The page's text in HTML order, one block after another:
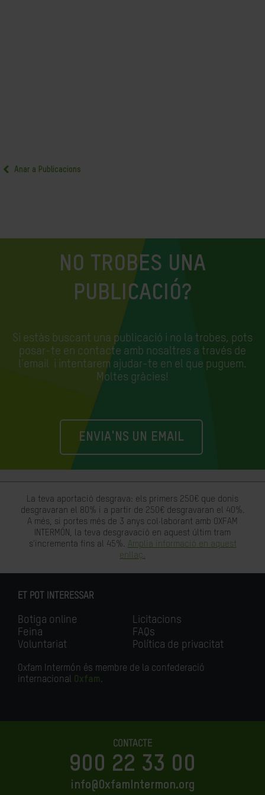
Anar a Publicacions
NO TROBES UNA
PUBLICACIÓ?
Si estàs buscant una publicació i no la trobes, pots
posar-te en contacte amb nosaltres a través de
l'email i intentarem ajudar-te en el que puguem.
Moltes gràcies!
ENVIA'NS UN EMAIL
La teva aportació desgrava: els primers 250€ que donis
desgravaran el 80% i a partir de 250€ desgravaran el 40%.
A més, si portes més de 3 anys col·laborant amb OXFAM
INTERMÓN, la teva desgravació en aquest últim tram
s'incrementa fins al 45%. Amplia informació en aquest
enllaç.
ET POT INTERESSAR
Botiga online
Feina
Voluntariat
Licitacions
FAQs
Política de privacitat
Oxfam Intermón és membre de la confederació
internacional Oxfam.
CONTACTE
900 22 33 00
info@OxfamIntermon.org